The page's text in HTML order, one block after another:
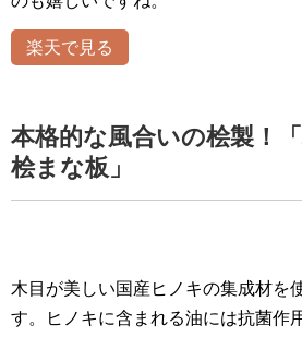
楽天で見る
本格的な風合いの桧製！
桧まな板」
木目が美しい国産ヒノキの集成材を
す。ヒノキに含まれる油には抗菌作